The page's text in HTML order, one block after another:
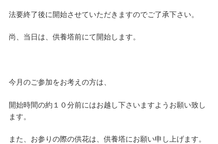
法要終了後に開始させていただきますのでご了承下さい。
尚、当日は、供養塔前にて開始します。
今月のご参加をお考えの方は、
開始時間の約１０分前にはお越し下さいますようお願い致し
ます。
また、お参りの際の供花は、供養塔にお願い申し上げます。